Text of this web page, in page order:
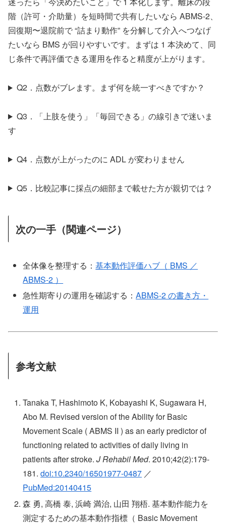
階（許可・介助量）を短時間で共有したいなら ABMS-2、
回復期〜退院前で “詰まり動作” を分解して介入へつなげ
たいなら BMS が回りやすいです。まずは 1 本決めて、同
じ条件で再評価できる運用を作ると精度が上がります。
Q2．点数がブレます。まず何を統一すべきですか？
Q3．「上肢を使う」「毎回できる」の線引きで迷いま
す
Q4．点数が上がったのに ADL が変わりません
Q5．比較記事に採点の細部まで載せた方が親切では？
次の一手（関連ページ）
全体像を整理する：基本動作評価ハブ（ BMS ／
ABMS-2 ）
急性期寄りの運用を確認する：ABMS-2 の書き方・
運用
参考文献
Tanaka T, Hashimoto K, Kobayashi K, Sugawara H,
Abo M. Revised version of the Ability for Basic
Movement Scale ( ABMS II ) as an early predictor of
functioning related to activities of daily living in
patients after stroke.J Rehabil Med. 2010;42(2):179-
181.doi:10.2340/16501977-0487 ／
PubMed:20140415
森 勇, 高橋 泰, 浜崎 満治, 山田 翔梧. 基本動作能力を
測定するための基本動作指標（ Basic Movement